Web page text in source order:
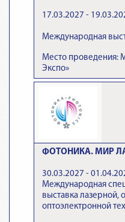
17.03.2027 -
Международная
Место проведения:
Экспо»
ФОТОНИКА. МИР
30.03.2027 -
Международная
выставка лазерной,
оптоэлектронной